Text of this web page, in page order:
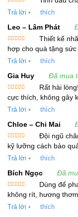
học:
hoa trong họ
miêu tả khoa
Quy Trình Chiết
Tinh Dầu Vân
phương pháp
tối đa các
rễ. Tinh dầu
và hơi nhớt,
1.035 ở 20ºC.
đặc biệt và
Thành Phần
Tinh Dầu
hạng55
Trả lời • thích
Leo – Lâm Phát
Được xếp
hạng 55
sao
Thiết kế
hợp cho quà tặng
Trả lời • thích
Gia Huy Đã mua
Được xếp
hạng 55
sao
Rất hài
cực thích, không gây
Trả lời • thích
Chloe – Chi Mai
Được xếp
hạng55
sao
Đội ngũ
kỹ lưỡng cách bảo
Trả lời • thích
Bích Ngọc Đã
Được xếp
hạng55
sao
Dùng để
không rít, hương thơm
Trả lời • thích